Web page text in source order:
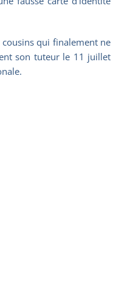
cousins qui finalement ne
son tuteur le 11 juillet